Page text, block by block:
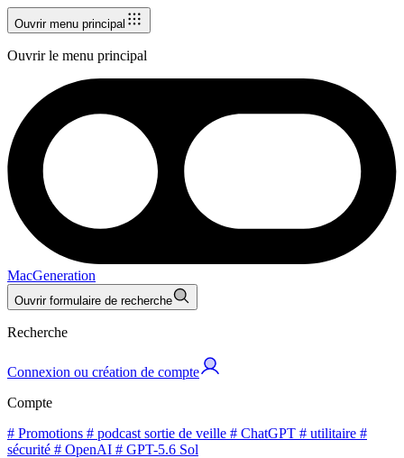
Ouvrir menu principal
Ouvrir le menu principal
MacGeneration
Ouvrir formulaire de recherche
Recherche
Connexion ou création de compte
Compte
# Promotions # podcast sortie de veille # ChatGPT # utilitaire #
sécurité # OpenAI # GPT-5.6 Sol